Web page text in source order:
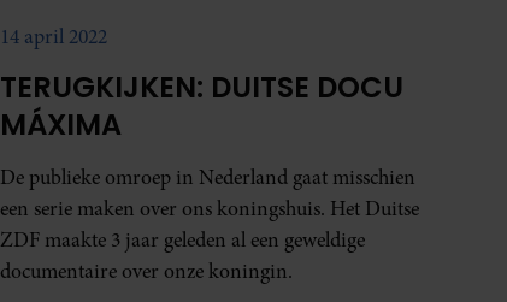
14 april 2022
TERUGKIJKEN: DUITSE DOCU
MÁXIMA
De publieke omroep in Nederland gaat misschien
een serie maken over ons koningshuis. Het Duitse
ZDF maakte 3 jaar geleden al een geweldige
documentaire over onze koningin.